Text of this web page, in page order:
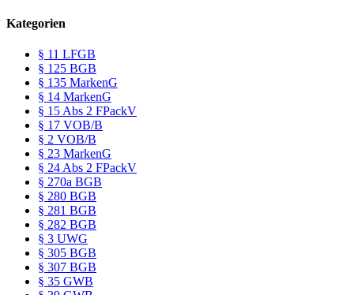
Kategorien
§ 11 LFGB
§ 125 BGB
§ 135 MarkenG
§ 14 MarkenG
§ 15 Abs 2 FPackV
§ 17 VOB/B
§ 2 VOB/B
§ 23 MarkenG
§ 24 Abs 2 FPackV
§ 270a BGB
§ 280 BGB
§ 281 BGB
§ 282 BGB
§ 3 UWG
§ 305 BGB
§ 307 BGB
§ 35 GWB